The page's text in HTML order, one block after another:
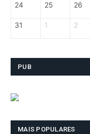
24 25 26
31 1 2
PUB
MAIS POPULARES